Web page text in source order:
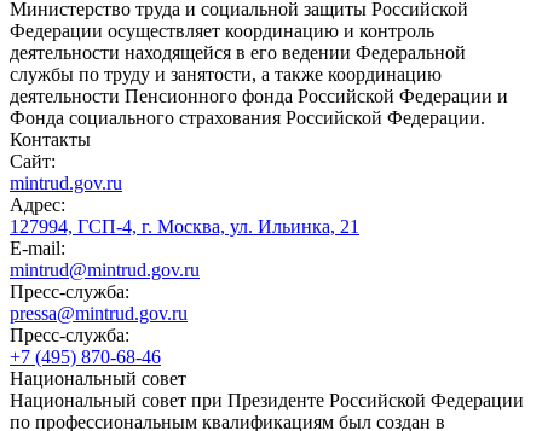
Министерство труда и социальной защиты Российской
Федерации осуществляет координацию и контроль
деятельности находящейся в его ведении Федеральной
службы по труду и занятости, а также координацию
деятельности Пенсионного фонда Российской Федерации и
Фонда социального страхования Российской Федерации.
Контакты
Сайт:
mintrud.gov.ru
Адрес:
127994, ГСП-4, г. Москва, ул. Ильинка, 21
E-mail:
mintrud@mintrud.gov.ru
Пресс-служба:
pressa@mintrud.gov.ru
Пресс-служба:
+7 (495) 870-68-46
Национальный совет
Национальный совет при Президенте Российской Федерации
по профессиональным квалификациям был создан в